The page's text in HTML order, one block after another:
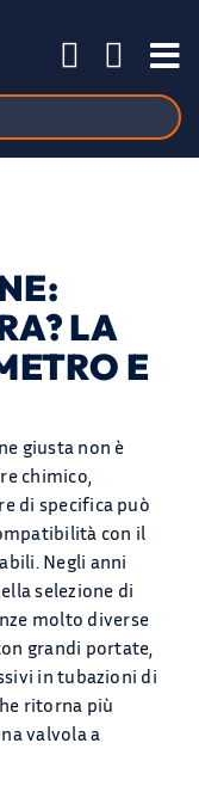
LA
E
giusta non è
chimico,
di specifica può
con il
Negli anni
selezione di
molto diverse
grandi portate,
in tubazioni di
ritorna più
valvola a